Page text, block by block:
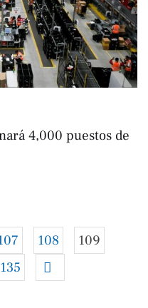
4,000 puestos de
108
109
135